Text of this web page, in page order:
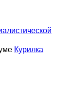
Курилка